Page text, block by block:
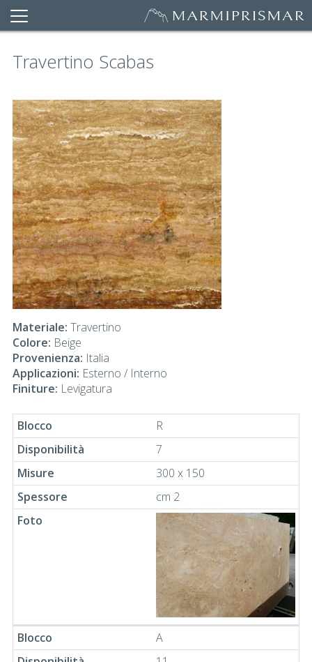
Travertino Scabas
Materiale: Travertino
Colore: Beige
Provenienza: Italia
Applicazioni: Esterno / Interno
Finiture: Levigatura
R
7
300 x 150
cm 2
A